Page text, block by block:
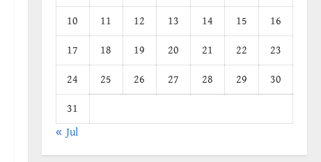
10
11 12 13 14 15
16
17
18 19 20 21 22
23
24
25 26 27 28 29
30
31
« Jul